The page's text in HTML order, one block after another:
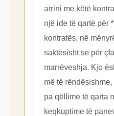
arrini me këtë
një ide të qartë për
kontratës, në
saktësisht se për
marrëveshja. Kjo
më të
pa qëllime të qarta
keqkuptime të